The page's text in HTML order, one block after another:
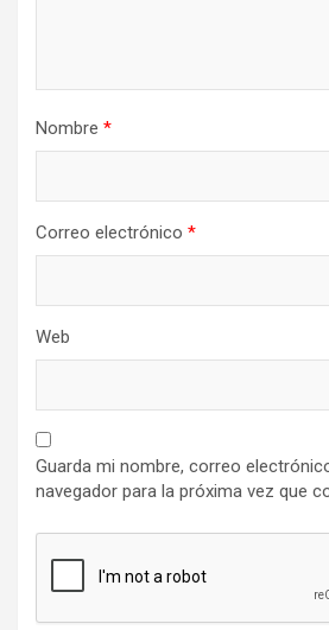
Nombre *
Correo electrónico *
Web
Guarda mi nombre, correo
navegador para la próxima vez que